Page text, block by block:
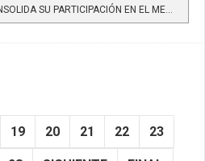
LEER MÁS…LEUKOPLAST CONSOLIDA SU PARTICIPACIÓN EN EL MERCADO COLOMBIANO E INNOVA EN SU PORTAFOLIO DE...
19 20 21 22 23